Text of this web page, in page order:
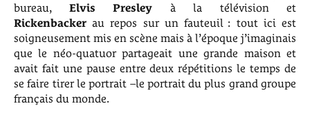
bureau, Elvis Presley à la télévision et
Rickenbacker au repos sur un fauteuil : tout ici est
soigneusement mis en scène mais à l’époque j’imaginais
que le néo-quatuor partageait une grande maison et
avait fait une pause entre deux répétitions le temps de
se faire tirer le portrait –le portrait du plus grand groupe
français du monde.